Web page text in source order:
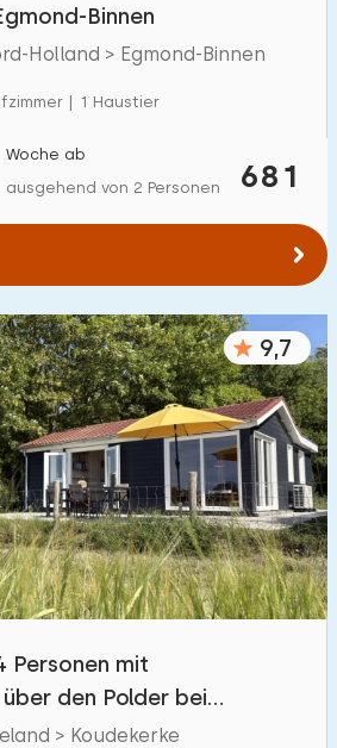
10 20
(max. km):
2 5
29
15
31
Binnen
Holland > Egmond-Binnen
| 1 Haustier
681
Woche ab
ausgehend von 2 Personen
9,7
Personen mit
den Polder bei
> Koudekerke